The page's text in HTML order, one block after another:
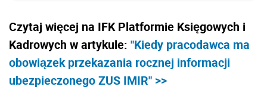
Czytaj więcej na IFK Platformie Księgowych i
Kadrowych w artykule: "Kiedy pracodawca ma
obowiązek przekazania rocznej informacji
ubezpieczonego ZUS IMIR" >>